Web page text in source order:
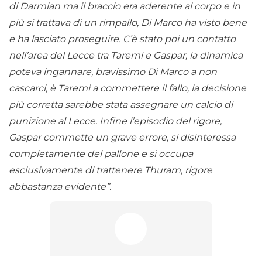
di Darmian ma il braccio era aderente al corpo e in
più si trattava di un rimpallo, Di Marco ha visto bene
e ha lasciato proseguire. C’è stato poi un contatto
nell’area del Lecce tra Taremi e Gaspar, la dinamica
poteva ingannare, bravissimo Di Marco a non
cascarci, è Taremi a commettere il fallo, la decisione
più corretta sarebbe stata assegnare un calcio di
punizione al Lecce. Infine l’episodio del rigore,
Gaspar commette un grave errore, si disinteressa
completamente del pallone e si occupa
esclusivamente di trattenere Thuram, rigore
abbastanza evidente”.